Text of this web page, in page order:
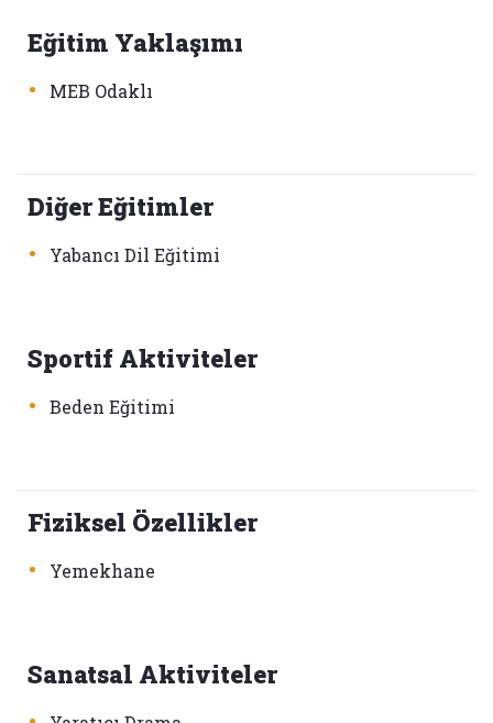
Eğitim Yaklaşımı
• MEB Odaklı
Diğer Eğitimler
• Yabancı Dil Eğitimi
Sportif Aktiviteler
• Beden Eğitimi
Fiziksel Özellikler
• Yemekhane
Sanatsal Aktiviteler